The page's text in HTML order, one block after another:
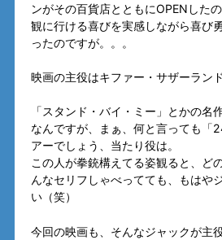
ンがその百貨店とともにOPENした
観に行ける喜びを実感しながら喜び
ったのですが。。。
映画の主役はキファー・サザーランド
「スタンド・バイ・ミー」とかの名
なんですが、まぁ、何と言っても「
アーでしょう、当たり役は。
この人が拳銃構えてる姿観ると、ど
んなセリフしゃべってても、もはや
い（笑）
今回の映画も、そんなジャックが主